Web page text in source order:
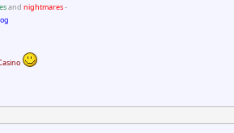
and nightmares-